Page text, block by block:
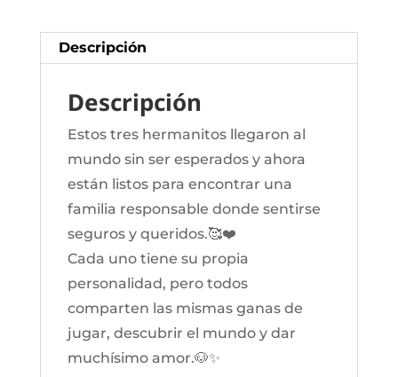
Descripción
Descripción
Estos tres hermanitos llegaron al
mundo sin ser esperados y ahora
están listos para encontrar una
familia responsable donde sentirse
seguros y queridos.🥰❤️
Cada uno tiene su propia
personalidad, pero todos
comparten las mismas ganas de
jugar, descubrir el mundo y dar
muchísimo amor.🐶✨